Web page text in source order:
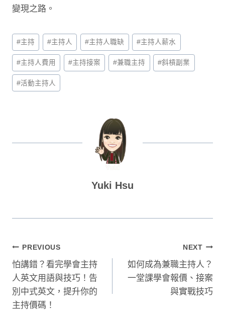
變現之路。
Post
Tags:
#主持 #主持人 #主持人職缺 #主持人薪水
#主持人費用 #主持接案 #兼職主持 #斜槓副業
#活動主持人
Yuki Hsu
文
章
導
覽
PREVIOUS
怕講錯？看完學會主持
人英文用語與技巧！告
別中式英文，提升你的
主持價碼！
NEXT
如何成為兼職主持人？
一堂課學會報價、接案
與實戰技巧